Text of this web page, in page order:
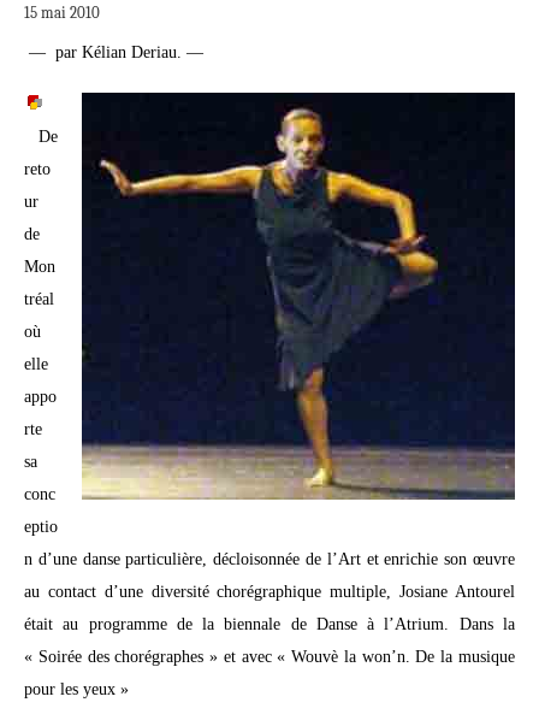
15 mai 2010
— par Kélian Deriau. —
De
reto
ur
de
Mon
tréal
où
elle
appo
rte
sa
conc
eptio
n d’une danse particulière, décloisonnée de l’Art et enrichie son œuvre
au contact d’une diversité chorégraphique multiple, Josiane Antourel
était au programme de la biennale de Danse à l’Atrium. Dans la
« Soirée des chorégraphes » et avec « Wouvè la won’n. De la musique
pour les yeux »